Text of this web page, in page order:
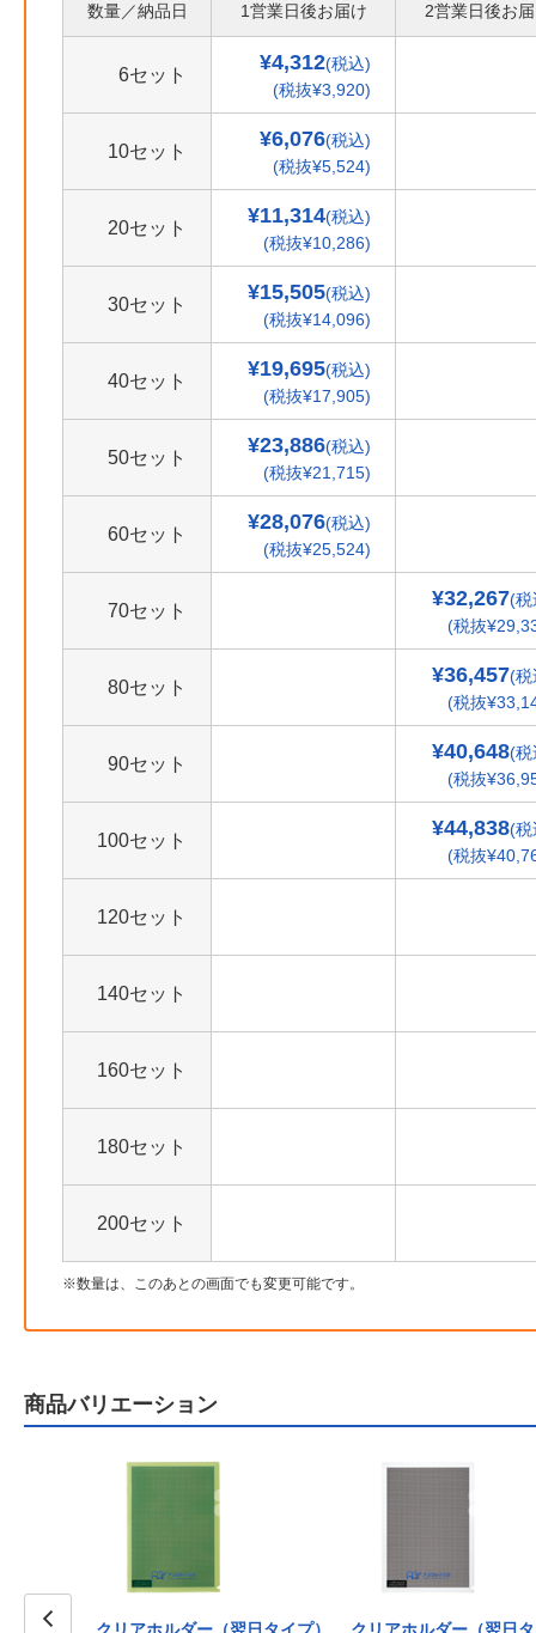
数量／納品日 1営業日後お届け 2営業日後お
6セット
¥4,312(税込)
(税抜¥3,920)
10セット
¥6,076(税込)
(税抜¥5,524)
20セット
¥11,314(税込)
(税抜¥10,286)
30セット
¥15,505(税込)
(税抜¥14,096)
40セット
¥19,695(税込)
(税抜¥17,905)
50セット
¥23,886(税込)
(税抜¥21,715)
60セット
¥28,076(税込)
(税抜¥25,524)
70セット
¥32,267(税
(税抜
80セット
¥36,457(税
(税抜
90セット
¥40,648(税
(税抜
100セット
¥44,838(税
(税抜
120セット
140セット
160セット
180セット
200セット
数量は、このあとの画面でも変更可能です。
商品バリエーション